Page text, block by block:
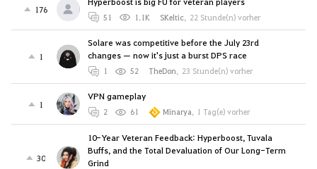
176
51 1.1K SKeltic, 22 Stunde(n) vorher
1
Solare was competitive before the July 23rd
changes — now it's just a burst DPS race
1 52 TheDon, 23 Stunde(n) vorher
1
VPN gameplay
2 61 Minarya, 1 Tag(e) vorher
30
10-Year Veteran Feedback: Hyperboost, Tuvala
Buffs, and the Total Devaluation of Our Long-Term
Grind